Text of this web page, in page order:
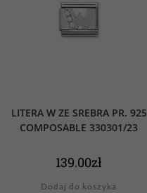
LITERA W ZE SREBRA PR. 925
COMPOSABLE 330301/23
139.00zł
Dodaj do koszyka